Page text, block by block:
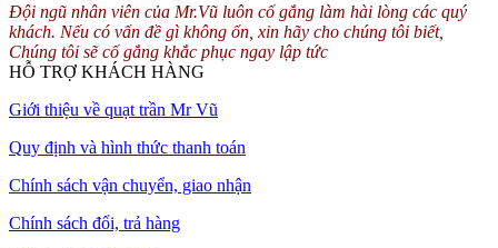
Đội ngũ nhân viên của Mr.Vũ luôn cố gắng làm hài lòng các quý
khách. Nếu có vấn đề gì không ổn, xin hãy cho chúng tôi biết,
Chúng tôi sẽ cố gắng khắc phục ngay lập tức
HỖ TRỢ KHÁCH HÀNG
Giới thiệu về quạt trần Mr Vũ
Quy định và hình thức thanh toán
Chính sách vận chuyển, giao nhận
Chính sách đổi, trả hàng